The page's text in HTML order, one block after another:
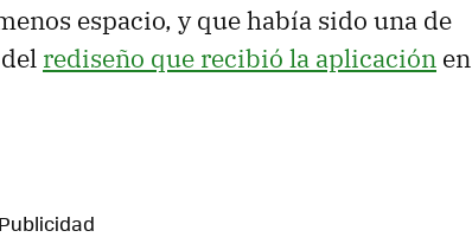
espacio, y que había sido una de
rediseño que recibió la aplicación en